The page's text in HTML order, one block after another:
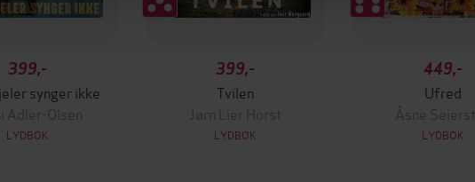
399,-
synger ikke
Adler-Olsen
LYDBOK
399,-
Tvilen
Jørn Lier Horst
LYDBOK
449,-
Ufred
Åsne
LYDBOK